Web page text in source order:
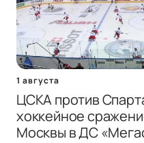
1 августа
ЦСКА против
хоккейное
Москвы в ДС